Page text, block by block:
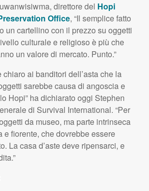
direttore del Hopi
Office, “Il semplice fatto
un cartellino con il prezzo su oggetti
culturale e religioso è più che
un valore di mercato. Punto.”
chiaro ai banditori dell’asta che la
sarebbe causa di angoscia e
Hopi” ha dichiarato oggi Stephen
di Survival International. “Per
da museo, ma parte intrinseca
e fiorente, che dovrebbe essere
La casa d’aste deve ripensarci, e